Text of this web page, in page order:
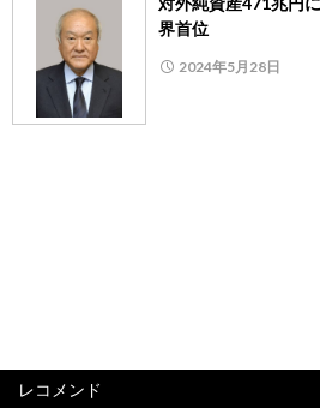
界首位
2024年5月28日
レコメンド